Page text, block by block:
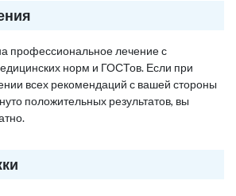
профессиональное лечение с
норм и ГОСТов. Если при
всех рекомендаций с вашей стороны
положительных результатов, вы